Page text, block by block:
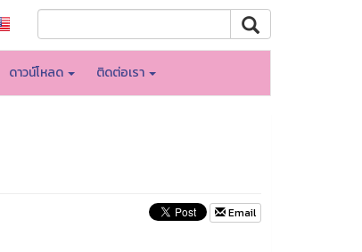
ดาวน์โหลด ติดต่อเรา
Email